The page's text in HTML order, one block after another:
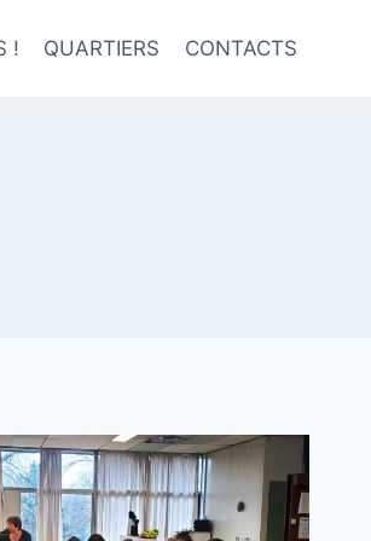
! QUARTIERS CONTACTS